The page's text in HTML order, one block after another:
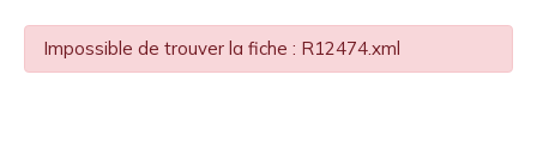
Impossible de trouver la fiche : R12474.xml